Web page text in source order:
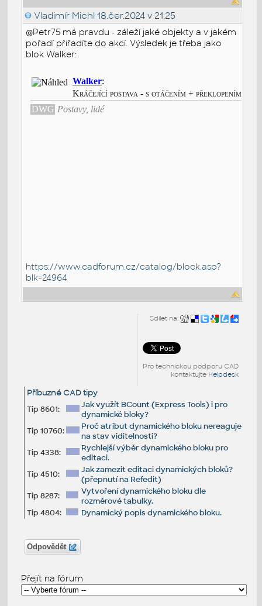
Vladimír Michl 18.čer.2024 v 21:25
@Petr75 má pravdu - záleží jaké objekty a v jakém
pořadí přiřadíte do akcí. Výsledek je třeba jako
blok Walker:
https://www.cadforum.cz/catalog/block.asp?
blk=24964
Sdílet na:
Pro technickou podporu CAD
kontaktujte Helpdesk
Příbuzné CAD tipy:
Tip 8601:
Jak využít BCount (Express Tools) i pro
dynamické bloky?
Tip 10760:
Proč atribut dynamického bloku nereaguje
na stav viditelnosti?
Tip 4338:
Rychlejší výběr dynamického bloku pro
editaci.
Tip 4510:
Jak zamezit editaci dynamických bloků?
(přepnutí na Refedit)
Tip 8287:
Vytvoření dynamického bloku dle
rozměrové tabulky.
Tip 4804:
Dynamický popis dynamického bloku.
Odpovědět
Přejít na fórum